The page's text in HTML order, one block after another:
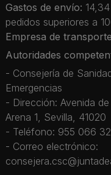
Gastos de envío:
pedidos superiores a
Empresa de
Autoridades
- Consejería de
Emergencias
- Dirección: Avenida
Arena 1, Sevilla, 41020
- Teléfono: 955 066
- Correo electrónico: